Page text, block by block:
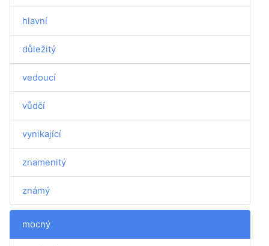
hlavní
důležitý
vedoucí
vůdčí
vynikající
znamenitý
známý
mocný